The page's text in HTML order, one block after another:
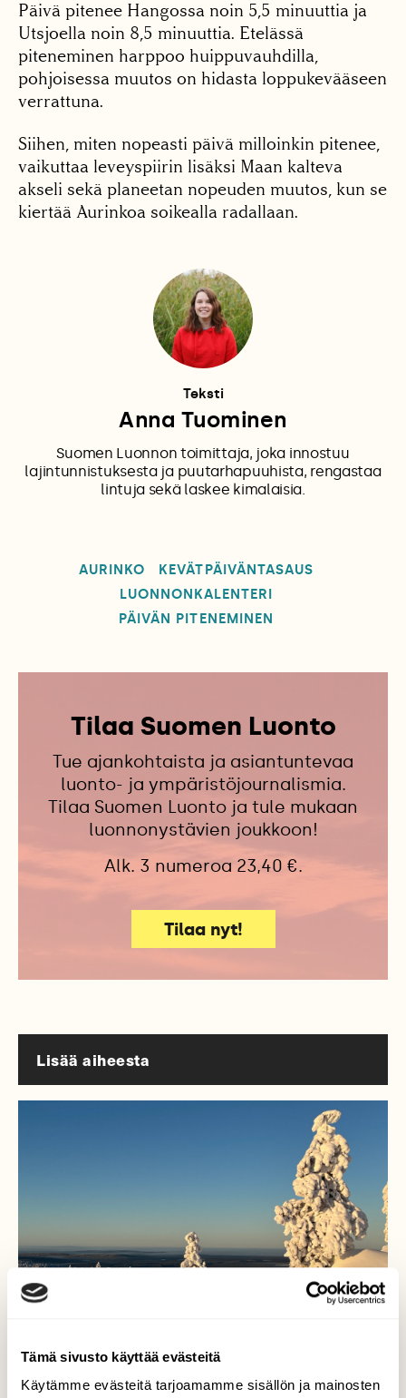
Tämä sivusto käyttää evästeitä
Käytämme evästeitä tarjoamamme sisällön ja mainosten
Päivä pitenee Hangossa noin 5,5 minuuttia ja
Utsjoella noin 8,5 minuuttia. Etelässä
piteneminen harppoo huippuvauhdilla,
pohjoisessa muutos on hidasta loppukevääseen
verrattuna.
Siihen, miten nopeasti päivä milloinkin pitenee,
vaikuttaa leveyspiirin lisäksi Maan kalteva
akseli sekä planeetan nopeuden muutos, kun se
kiertää Aurinkoa soikealla radallaan.
Teksti
Anna Tuominen
Suomen Luonnon toimittaja, joka innostuu
lajintunnistuksesta ja puutarhapuuhista, rengastaa
lintuja sekä laskee kimalaisia.
AURINKO
KEVÄTPÄIVÄNTASAUS
LUONNONKALENTERI
PÄIVÄN PITENEMINEN
Tilaa Suomen Luonto
Tue ajankohtaista ja asiantuntevaa
luonto- ja ympäristöjournalismia.
Tilaa Suomen Luonto ja tule mukaan
luonnonystävien joukkoon!
Alk. 3 numeroa 23,40 €.
Tilaa nyt!
Lisää aiheesta